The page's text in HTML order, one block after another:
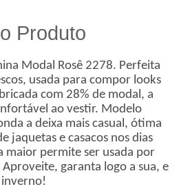
Produto
Modal Rosê 2278. Perfeita
usada para compor looks
com 28% de modal, a
ao vestir. Modelo
a deixa mais casual, ótima
jaquetas e casacos nos dias
maior permite ser usada por
garanta logo a sua, e
inverno!